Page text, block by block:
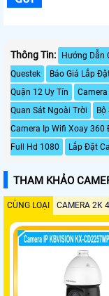
Thông Tin:
Hướng Dẫn
Questek
Báo Giá Lắp
Quận 12 Uy Tín
Camera
Quan Sát Ngoài Trời
Bộ
Camera Ip Wifi Xoay 360
Full Hd 1080
Lắp Đặt
THAM KHẢO
CÙNG LOẠI CAMERA 2K